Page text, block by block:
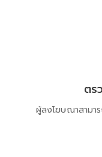
ตร
ผู้ลงโฆษณาสามา